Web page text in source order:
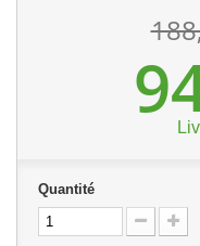
Quantité